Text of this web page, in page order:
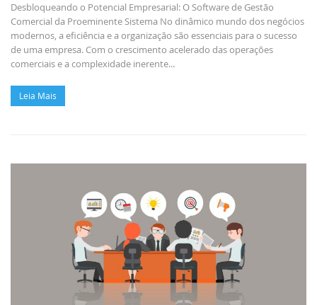
Desbloqueando o Potencial Empresarial: O Software de Gestão
Comercial da Proeminente Sistema No dinâmico mundo dos negócios
modernos, a eficiência e a organização são essenciais para o sucesso
de uma empresa. Com o crescimento acelerado das operações
comerciais e a complexidade inerente...
Leia Mais